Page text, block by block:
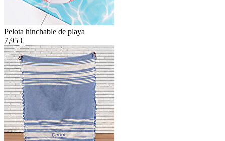
Pelota hinchable de playa
7,95 €